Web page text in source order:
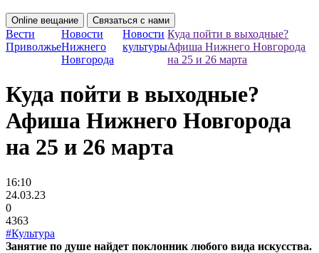
Online вещание Связаться с нами
Вести
Приволжье
Новости
Нижнего
Новгорода
Новости
культуры
Куда пойти в выходные?
Афиша Нижнего Новгорода
на 25 и 26 марта
Куда пойти в выходные?
Афиша Нижнего Новгорода
на 25 и 26 марта
16:10
24.03.23
0
4363
#Культура
Занятие по душе найдет поклонник любого вида искусства.